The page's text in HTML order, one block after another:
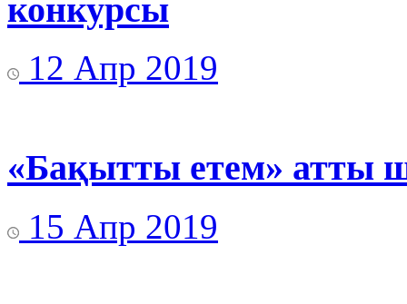
конкурсы
12 Апр 2019
«Бақытты етем» атты
15 Апр 2019